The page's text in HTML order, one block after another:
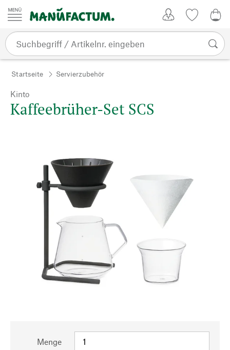
Zum Inhalt springen
Startseite Servierzubehör
Kinto
Kaffeebrüher-Set SCS
Menge